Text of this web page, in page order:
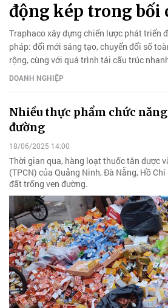
động kép trong bối
Traphaco xây dựng chiến lược phát triển
pháp: đổi mới sáng tạo, chuyển đổi số
rộng, cùng với quá trình tái cấu trúc
DOANH NGHIỆP
Nhiều thực phẩm chức năng
đường
18/06/2025 14:00
Thời gian qua, hàng loạt thuốc tân dược
(TPCN) của Quảng Ninh, Đà Nẵng, Hồ
đất trống ven đường.